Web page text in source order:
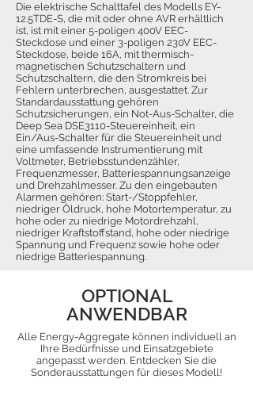
Die elektrische Schalttafel des Modells EY-
12.5TDE-S, die mit oder ohne AVR erhältlich
ist, ist mit einer 5-poligen 400V EEC-
Steckdose und einer 3-poligen 230V EEC-
Steckdose, beide 16A, mit thermisch-
magnetischen Schutzschaltern und
Schutzschaltern, die den Stromkreis bei
Fehlern unterbrechen, ausgestattet. Zur
Standardausstattung gehören
Schutzsicherungen, ein Not-Aus-Schalter, die
Deep Sea DSE3110-Steuereinheit, ein
Ein/Aus-Schalter für die Steuereinheit und
eine umfassende Instrumentierung mit
Voltmeter, Betriebsstundenzähler,
Frequenzmesser, Batteriespannungsanzeige
und Drehzahlmesser. Zu den eingebauten
Alarmen gehören: Start-/Stoppfehler,
niedriger Öldruck, hohe Motortemperatur, zu
hohe oder zu niedrige Motordrehzahl,
niedriger Kraftstoffstand, hohe oder niedrige
Spannung und Frequenz sowie hohe oder
niedrige Batteriespannung.
OPTIONAL
ANWENDBAR
Alle Energy-Aggregate können individuell an
Ihre Bedürfnisse und Einsatzgebiete
angepasst werden. Entdecken Sie die
Sonderausstattungen für dieses Modell!